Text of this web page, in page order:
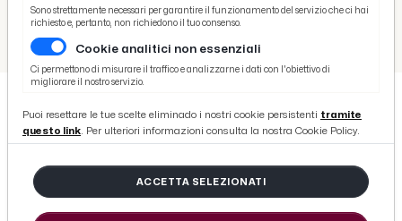
/ Varie
/ Serie D
/ Vis Pesaro-Matelica 1-1, highlights e voci Riolfo-Tiozzo
Vis Pesaro-Matelica 1-1, highlights
e voci Riolfo-Tiozzo
Sono strettamente necessari per garantire il funzionamento del servizio che ci hai
richiesto e, pertanto, non richiedono il tuo consenso.
Cookie analitici non essenziali
Ci permettono di misurare il traffico e analizzarne i dati con l'obiettivo di
migliorare il nostro servizio.
Puoi resettare le tue scelte eliminado i nostri cookie persistenti tramite
questo link. Per ulteriori informazioni consulta la nostra Cookie Policy.
ACCETTA SELEZIONATI
Basket
Ciclismo